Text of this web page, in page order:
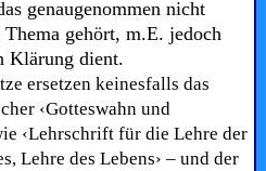
genaugenommen nicht
gehört, m.E. jedoch
Klärung dient.
ersetzen keinesfalls das
‹Gotteswahn und
‹Lehrschrift für die Lehre der
Lehre des Lebens› – und der